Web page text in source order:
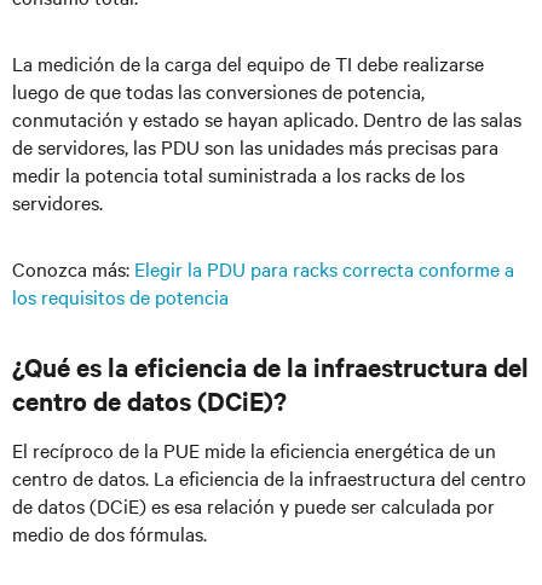
La medición de la carga del equipo de TI debe realizarse
luego de que todas las conversiones de potencia,
conmutación y estado se hayan aplicado. Dentro de las salas
de servidores, las PDU son las unidades más precisas para
medir la potencia total suministrada a los racks de los
servidores.
Conozca más: Elegir la PDU para racks correcta conforme a
los requisitos de potencia
¿Qué es la eficiencia de la infraestructura del
centro de datos (DCiE)?
El recíproco de la PUE mide la eficiencia energética de un
centro de datos. La eficiencia de la infraestructura del centro
de datos (DCiE) es esa relación y puede ser calculada por
medio de dos fórmulas.